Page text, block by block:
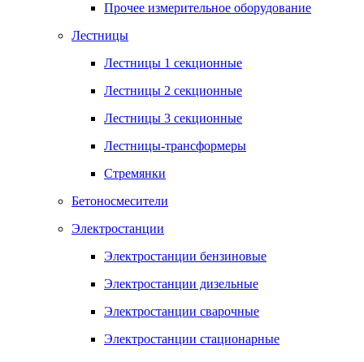
Прочее измерительное оборудование
Лестницы
Лестницы 1 секционные
Лестницы 2 секционные
Лестницы 3 секционные
Лестницы-трансформеры
Стремянки
Бетоносмесители
Электростанции
Электростанции бензиновые
Электростанции дизельные
Электростанции сварочные
Электростанции стационарные